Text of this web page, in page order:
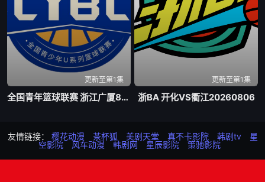
更新至第1集
全国青年篮球联赛 浙江广厦84-74新疆广汇20260807
更新至第1集
浙BA 开化VS衢江20260806
友情链接： 樱花动漫 茶杯狐 美剧天堂 真不卡影院 韩剧tv
星
空影院
风车动漫 韩剧网 星辰影院 策驰影院